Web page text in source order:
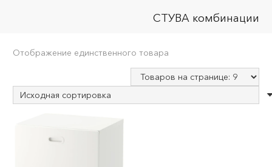
СТУВА комбинации
Отображение единственного товара